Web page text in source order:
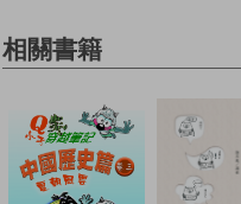
相關書籍